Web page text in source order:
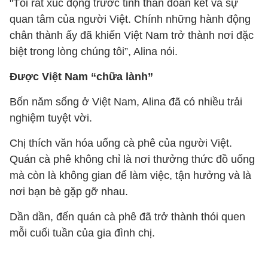
"Tôi rất xúc động trước tinh thần đoàn kết và sự
quan tâm của người Việt. Chính những hành động
chân thành ấy đã khiến Việt Nam trở thành nơi đặc
biệt trong lòng chúng tôi”, Alina nói.
Được Việt Nam “chữa lành”
Bốn năm sống ở Việt Nam, Alina đã có nhiều trải
nghiệm tuyệt vời.
Chị thích văn hóa uống cà phê của người Việt.
Quán cà phê không chỉ là nơi thưởng thức đồ uống
mà còn là không gian để làm việc, tận hưởng và là
nơi bạn bè gặp gỡ nhau.
Dần dần, đến quán cà phê đã trở thành thói quen
mỗi cuối tuần của gia đình chị.